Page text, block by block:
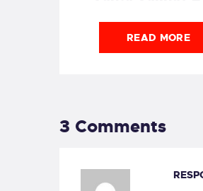
READ MORE
3 Comments